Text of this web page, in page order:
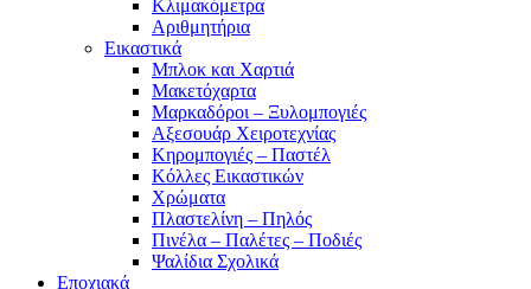
Κλιμακόμετρα
Αριθμητήρια
Εικαστικά
Μπλοκ και Χαρτιά
Μακετόχαρτα
Μαρκαδόροι – Ξυλομπογιές
Αξεσουάρ Χειροτεχνίας
Κηρομπογιές – Παστέλ
Κόλλες Εικαστικών
Χρώματα
Πλαστελίνη – Πηλός
Πινέλα – Παλέτες – Ποδιές
Ψαλίδια Σχολικά
Εποχιακά